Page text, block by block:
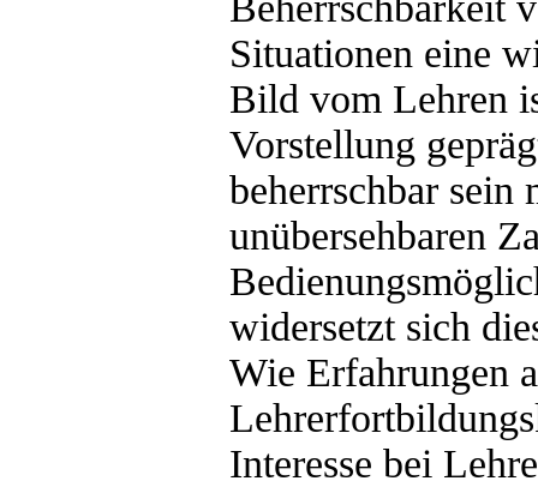
Situationen eine
Bild vom Lehren
Vorstellung
beherrschbar
unübersehbaren
widersetzt sich
Wie Erfahrungen
Interesse bei